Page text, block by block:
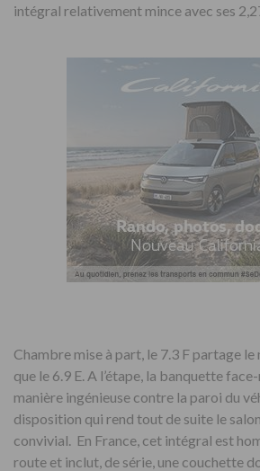
intégral relativement mince avec ses
Chambre mise à part, le 7.3 F partage
que le 6.9 E. A l’étape, la banquette
manière ingénieuse contre la paroi du
disposition qui rend tout de suite le
convivial. En France, cet intégral est
route et inclut, de série, une couchette